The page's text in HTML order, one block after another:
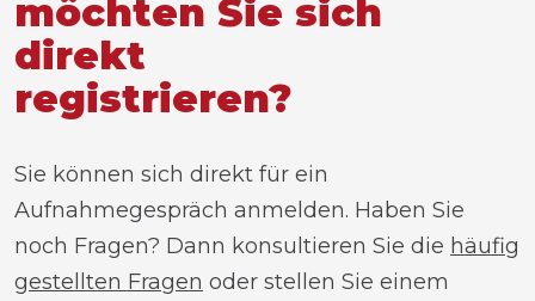
möchten Sie sich
direkt
registrieren?
Sie können sich direkt für ein
Aufnahmegespräch anmelden. Haben Sie
noch Fragen? Dann konsultieren Sie die häufig
gestellten Fragen oder stellen Sie einem